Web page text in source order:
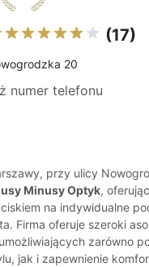
(17)
20
numer telefonu
przy ulicy
Minusy Optyk,
na indywidualne
Firma oferuje szeroki
zarówno
jak i zapewnienie